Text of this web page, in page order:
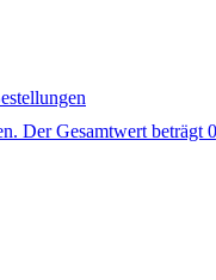
Der Gesamtwert beträgt